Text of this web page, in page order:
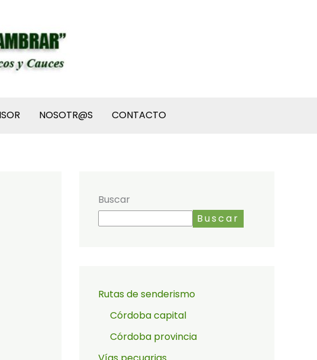
NOSOTR@S CONTACTO
Buscar
Buscar
Rutas de senderismo
Córdoba capital
Córdoba provincia